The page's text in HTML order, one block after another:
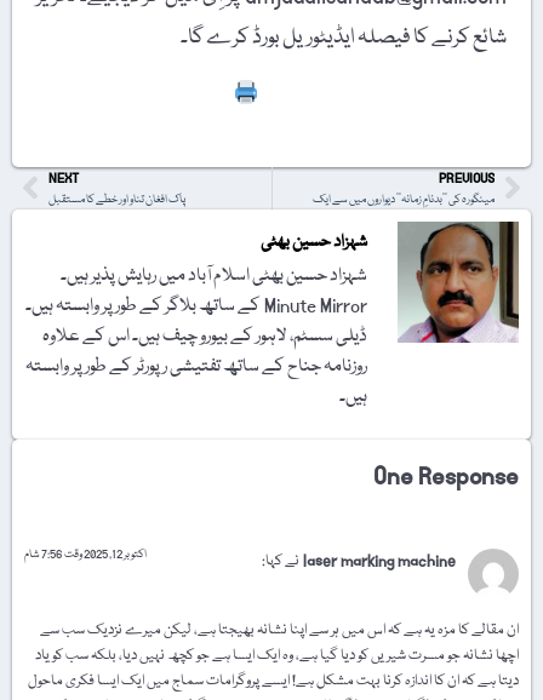
شائع کرنے کا فیصلہ ایڈیٹوریل بورڈ کرے گا۔
PREVIOUS
مینگورہ کی ’’بدنامِ زمانہ‘‘ دیواروں میں سے ایک
NEXT
پاک افغان تناو اور خطے کا مستقبل
شہزاد حسین بھٹی
شہزاد حسین بھٹی اسلام آباد میں رہایش پذیر ہیں۔
Minute Mirror کے ساتھ بلاگر کے طور پر وابستہ ہیں۔
ڈیلی سسٹم، لاہور کے بیورو چیف ہیں۔ اس کے علاوہ
روزنامہ جناح کے ساتھ تفتیشی رپورٹر کے طور پر وابستہ
ہیں۔
One Response
laser marking machine نے کہا: اکتوبر 12, 2025 وقت 7:56 شام
ان مقالے کا مزہ یہ ہے کہ اس میں ہر سے اپنا نشانہ بھیجتا ہے، لیکن میرے نزدیک سب سے
اچھا نشانہ جو مسرت شیریں کو دیا گیا ہے، وہ ایک ایسا ہے جو کچھ نہیں دیا، بلکہ سب کو یاد
دیتا ہے کہ ان کا اندازہ کرنا بہت مشکل ہے! ایسے پروگرامات سماج میں ایک ایسا فکری ماحول